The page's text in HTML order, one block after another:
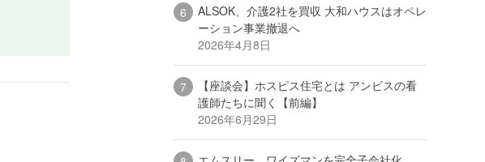
ALSOK、介護2社を買収 大和ハウスはオペレ
ーション事業撤退へ
2026年4月8日
【座談会】ホスピス住宅とは アンビスの看
護師たちに聞く【前編】
2026年6月29日